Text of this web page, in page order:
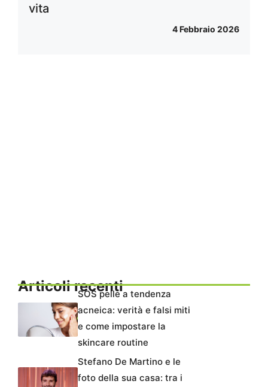
vita
4 Febbraio 2026
Articoli recentiSOS pelle a tendenza
acneica: verità e falsi miti
e come impostare la
skincare routine
Stefano De Martino e le
foto della sua casa: tra i